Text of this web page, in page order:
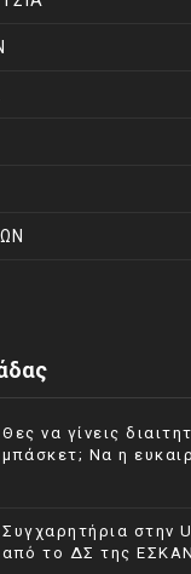
Θες να γίνεις
μπάσκετ; Να η
Συγχαρητήρια στην
από το ΔΣ της